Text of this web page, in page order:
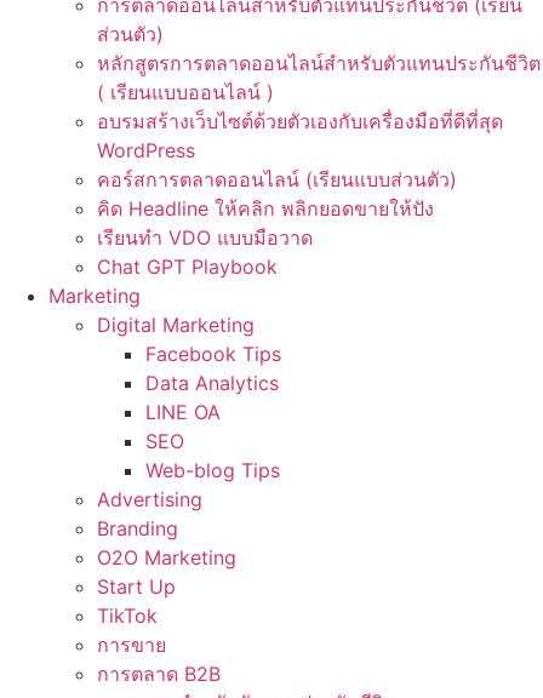
การตลาดออนไลน์สำหรับตัวแทนประกันชีวิต (เรียน
ส่วนตัว)
หลักสูตรการตลาดออนไลน์สำหรับตัวแทนประกันชีวิต
( เรียนแบบออนไลน์ )
อบรมสร้างเว็บไซต์ด้วยตัวเองกับเครื่องมือที่ดีที่สุด
WordPress
คอร์สการตลาดออนไลน์ (เรียนแบบส่วนตัว)
คิด Headline ให้คลิก พลิกยอดขายให้ปัง
เรียนทำ VDO แบบมือวาด
Chat GPT Playbook
Marketing
Digital Marketing
Facebook Tips
Data Analytics
LINE OA
SEO
Web-blog Tips
Advertising
Branding
O2O Marketing
Start Up
TikTok
การขาย
การตลาด B2B